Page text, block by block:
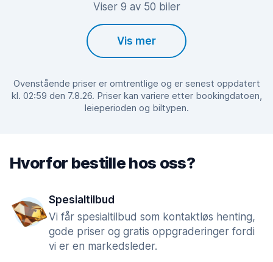
Viser 9 av 50 biler
Vis mer
Ovenstående priser er omtrentlige og er senest oppdatert
kl. 02:59 den 7.8.26. Priser kan variere etter bookingdatoen,
leieperioden og biltypen.
Hvorfor bestille hos oss?
Spesialtilbud
Vi får spesialtilbud som kontaktløs henting,
gode priser og gratis oppgraderinger fordi
vi er en markedsleder.